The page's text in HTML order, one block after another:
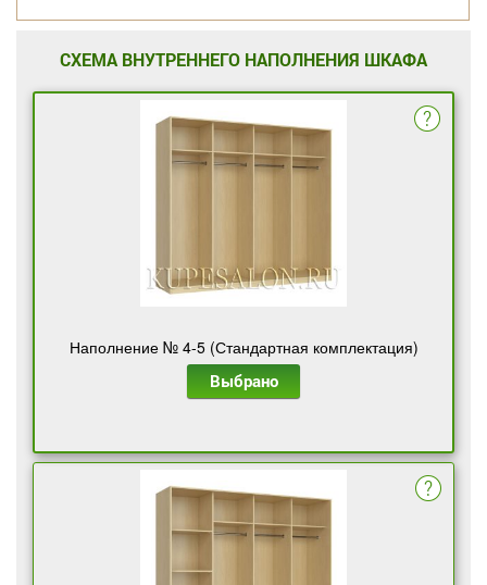
СХЕМА ВНУТРЕННЕГО НАПОЛНЕНИЯ ШКАФА
Наполнение № 4-5 (Стандартная комплектация)
Выбрано